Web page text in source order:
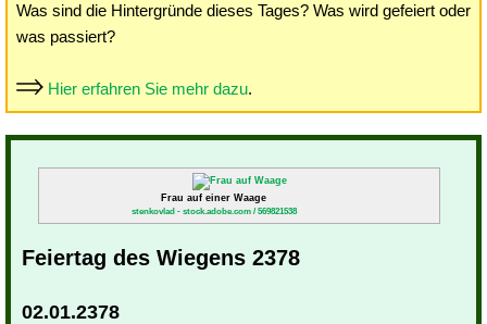
Was sind die Hintergründe dieses Tages? Was wird gefeiert oder
was passiert?
Hier erfahren Sie mehr dazu.
Frau auf einer Waage
stenkovlad - stock.adobe.com / 569821538
Feiertag des Wiegens 2378
02.01.2378